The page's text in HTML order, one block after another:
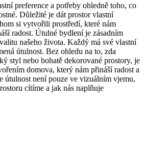
preference a potřeby ohledně toho, co
Důležité je dát prostor vlastní
si vytvořili prostředí, které nám
radost. Útulné bydlení je zásadním
našeho života. Každý má své vlastní
útulnost. Bez ohledu na to, zda
styl nebo bohatě dekorované prostory, je
domova, který nám přináší radost a
útulnost není pouze ve vizuálním vjemu,
cítíme a jak nás naplňuje